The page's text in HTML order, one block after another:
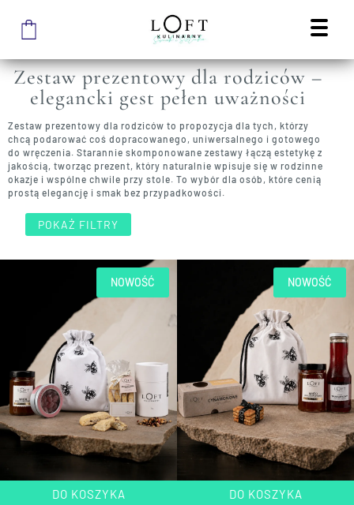
ZESTAW PREZENTOWY DLA
Zestaw prezentowy dla rodziców –
elegancki gest pełen uważności
Zestaw prezentowy dla rodziców to propozycja dla tych, którzy
chcą podarować coś dopracowanego, uniwersalnego i gotowego
do wręczenia. Starannie skomponowane zestawy łączą estetykę z
jakością, tworząc prezent, który naturalnie wpisuje się w rodzinne
okazje i wspólne chwile przy stole. To wybór dla osób, które cenią
prostą elegancję i smak bez przypadkowości.
POKAŻ FILTRY
NOWOŚĆ
DO KOSZYKA
NOWOŚĆ
DO KOSZYKA